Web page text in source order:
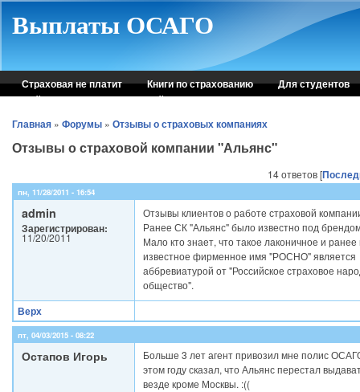
Выплаты ОСАГО
Страховая не платит Книги по страхованию
Для студентов
Рейтинг страховых компаний
Консультация автоюриста
Главная » Форумы » Отзывы о страховых компаниях
Отзывы о страховой компании "Альянс"
14 ответов [
пн, 11/28/2011 - 16:54
admin
Зарегистрирован:
11/20/2011
Отзывы клиентов о работе страховой
Ранее СК "Альянс" было известно под
Мало кто знает, что такое лаконичное и
известное фирменное имя "РОСНО" является
аббревиатурой от "Российское страховое
общество".
Верх
пт, 04/03/2015 - 08:22
Остапов Игорь
Больше 3 лет агент привозил мне полис
этом году сказал, что Альянс перестал
везде кроме Москвы. :((